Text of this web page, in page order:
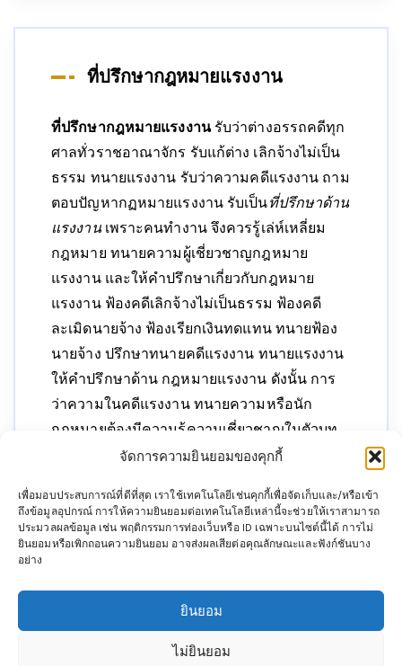
จัดการความยินยอมของคุกกี้
เพื่อมอบประสบการณ์ที่ดีที่สุด เราใช้เทคโนโลยีเช่นคุกกี้เพื่อจัดเก็บและ/หรือเข้า
ถึงข้อมูลอุปกรณ์ การให้ความยินยอมต่อเทคโนโลยีเหล่านี้จะช่วยให้เราสามารถ
ประมวลผลข้อมูล เช่น พฤติกรรมการท่องเว็บหรือ ID เฉพาะบนไซต์นี้ได้ การไม่
ยินยอมหรือเพิกถอนความยินยอม อาจส่งผลเสียต่อคุณลักษณะและฟังก์ชันบาง
อย่าง
ยินยอม
ไม่ยินยอม
ที่ปรึกษากฎหมายแรงงาน
ที่ปรึกษากฎหมายแรงงานรับว่าต่างอรรถคดีทุก
ศาลทั่วราชอาณาจักร รับแก้ต่าง เลิกจ้างไม่เป็น
ธรรม ทนายแรงงาน รับว่าความคดีแรงงาน ถาม
ตอบปัญหากฏหมายแรงงาน รับเป็นที่ปรึกษาด้าน
แรงงานเพราะคนทำงาน จึงควรรู้เล่ห์เหลี่ยม
กฎหมาย ทนายความผู้เชี่ยวชาญกฎหมาย
แรงงาน และให้คำปรึกษาเกี่ยวกับกฎหมาย
แรงงาน ฟ้องคดีเลิกจ้างไม่เป็นธรรม ฟ้องคดี
ละเมิดนายจ้าง ฟ้องเรียกเงินทดแทน ทนายฟ้อง
นายจ้าง ปรึกษาทนายคดีแรงงาน ทนายแรงงาน
ให้คำปรึกษาด้าน กฎหมายแรงงาน ดังนั้น การ
ว่าความในคดีแรงงาน ทนายความหรือนัก
กฎหมายต้องมีความรู้ความเชี่ยวชาญในตัวบท
กฎหมาย ต้องที่นี่ที่เดียว ที่ปรึกาากฎหมาย
ความเชียวชาญ ประสบการณ์กว่า 20 ปี ทั้งยังมี
เปิดอบรมกฎหมายแรงงานอีกด้วย ทั้งยังสามารถ
มากมายที่นี่ที่เดียว
ทนายแรงงานAll Right Reserved. Power by
เพื่อนำเสนอคอนเทนต์และโฆษณาที่ท่านอาจสนใจเพื่อให้ท่านได้รับ
ประสบการณ์ที่ดีบนบริการของเรา หากท่านใช้บริการเว็บไซต์ของ
เราต่อไปโดยไม่ได้ปรับการตั้งค่าใดๆ เราเข้าใจว่าท่านยินยอมใน